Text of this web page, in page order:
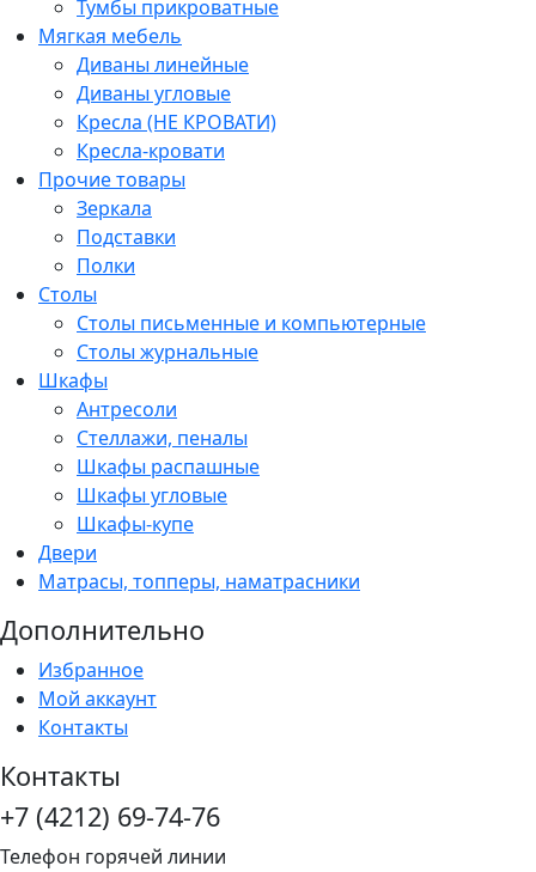
Тумбы прикроватные
Мягкая мебель
Диваны линейные
Диваны угловые
Кресла (НЕ КРОВАТИ)
Кресла-кровати
Прочие товары
Зеркала
Подставки
Полки
Столы
Столы письменные и компьютерные
Столы журнальные
Шкафы
Антресоли
Стеллажи, пеналы
Шкафы распашные
Шкафы угловые
Шкафы-купе
Двери
Матрасы, топперы, наматрасники
Дополнительно
Избранное
Мой аккаунт
Контакты
Контакты
+7 (4212) 69-74-76
Телефон горячей линии